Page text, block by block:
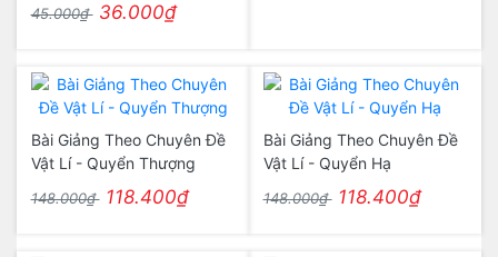
45.000₫ 36.000₫
Bài Giảng Theo Chuyên Đề
Vật Lí - Quyển Thượng
148.000₫ 118.400₫
Bài Giảng Theo Chuyên Đề
Vật Lí - Quyển Hạ
148.000₫ 118.400₫